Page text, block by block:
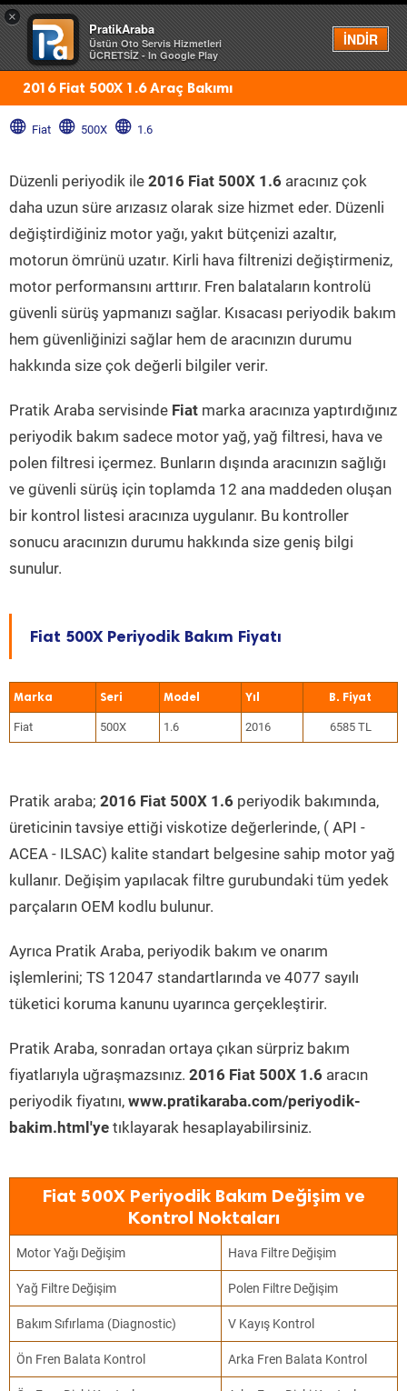
×
PratikAraba
Üstün Oto Servis Hizmetleri
ÜCRETSİZ - In Google Play
İNDİR
Menü
2016 Fiat 500X 1.6 Araç Bakımı
Fiat 500X 1.6
Düzenli periyodik ile 2016 Fiat 500X 1.6 aracınız çok
daha uzun süre arızasız olarak size hizmet eder. Düzenli
değiştirdiğiniz motor yağı, yakıt bütçenizi azaltır,
motorun ömrünü uzatır. Kirli hava filtrenizi değiştirmeniz,
motor performansını arttırır. Fren balataların kontrolü
güvenli sürüş yapmanızı sağlar. Kısacası periyodik bakım
hem güvenliğinizi sağlar hem de aracınızın durumu
hakkında size çok değerli bilgiler verir.
Pratik Araba servisinde Fiat marka aracınıza yaptırdığınız
periyodik bakım sadece motor yağ, yağ filtresi, hava ve
polen filtresi içermez. Bunların dışında aracınızın sağlığı
ve güvenli sürüş için toplamda 12 ana maddeden oluşan
bir kontrol listesi aracınıza uygulanır. Bu kontroller
sonucu aracınızın durumu hakkında size geniş bilgi
sunulur.
Fiat 500X Periyodik Bakım Fiyatı
Marka Seri Model Yıl
Fiat 500X 1.6 2016 6585 TL
Pratik araba; 2016 Fiat 500X 1.6 periyodik bakımında,
üreticinin tavsiye ettiği viskotize değerlerinde, ( API -
ACEA - ILSAC) kalite standart belgesine sahip motor yağ
kullanır. Değişim yapılacak filtre gurubundaki tüm yedek
parçaların OEM kodlu bulunur.
Ayrıca Pratik Araba, periyodik bakım ve onarım
işlemlerini; TS 12047 standartlarında ve 4077 sayılı
tüketici koruma kanunu uyarınca gerçekleştirir.
Pratik Araba, sonradan ortaya çıkan sürpriz bakım
fiyatlarıyla uğraşmazsınız. 2016 Fiat 500X 1.6 aracın
periyodik fiyatını, www.pratikaraba.com/periyodik-
bakim.html'ye tıklayarak hesaplayabilirsiniz.
Fiat 500X Periyodik Bakım Değişim ve
Kontrol Noktaları
Motor Yağı Değişim Hava Filtre Değişim
Yağ Filtre Değişim Polen Filtre Değişim
Bakım Sıfırlama (Diagnostic) V Kayış Kontrol
Ön Fren Balata Kontrol Arka Fren Balata Kontrol